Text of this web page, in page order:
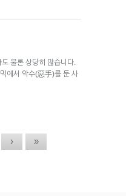
물론 상당히 많습니다.
에서 악수(惡手)를 둔 사
› »